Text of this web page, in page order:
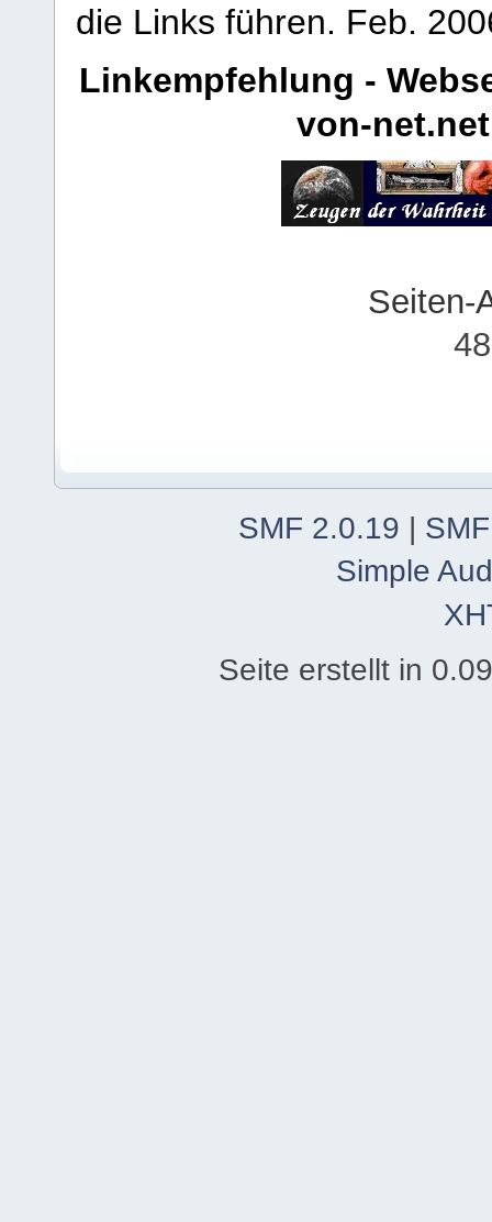
die Links führen. Feb.
Linkempfehlung -
von-net.net
Seiten-
SMF 2.0.19 |
Simple
Seite erstellt in